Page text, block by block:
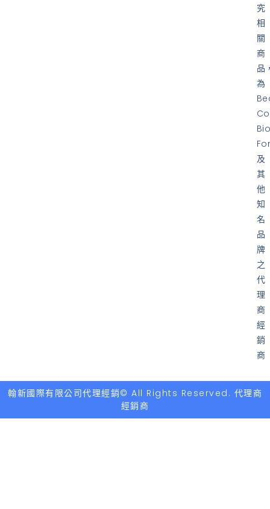
究
相
關
商
品
為
及
其
他
知
名
品
牌
之
代
理
商
經
銷
商
翰新國際有限公司代理經銷© All Rights Reserved. 代理商
經銷商